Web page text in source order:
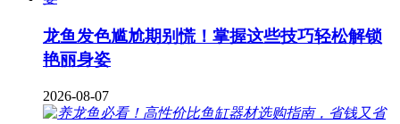
龙鱼发色尴尬期别慌！掌握这些技巧轻松解锁
艳丽身姿
2026-08-07